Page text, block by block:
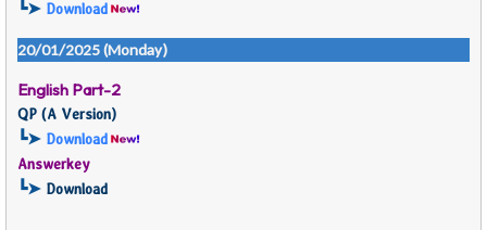
┗➤ Download
20/01/2025 (Monday)
English Part-2
QP (A Version)
┗➤ Download
Answerkey
┗➤ Download